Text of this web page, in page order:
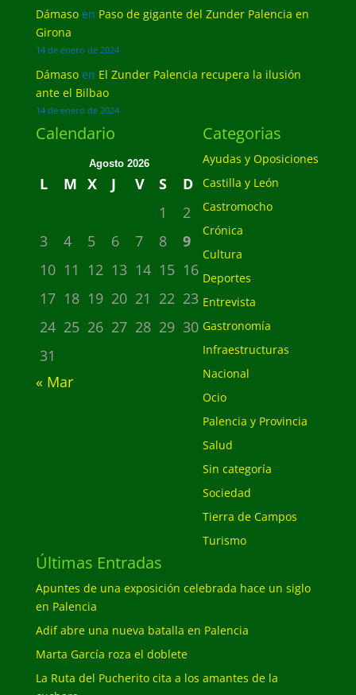
Dámasoen Paso de gigante del Zunder Palencia en
Girona
14 de enero de 2024
Dámasoen El Zunder Palencia recupera la ilusión
ante el Bilbao
14 de enero de 2024
Calendario
Agosto 2026
L M X J V S
D
1
2
3
4 5 6 7 8
9
10 11 12 13 14 15 16
17 18 19 20 21 22 23
24 25 26 27 28 29 30
31
« Mar
Categorias
Ayudas y Oposiciones
Castilla y León
Castromocho
Crónica
Cultura
Deportes
Entrevista
Gastronomía
Infraestructuras
Nacional
Ocio
Palencia y Provincia
Salud
Sin categoría
Sociedad
Tierra de Campos
Turismo
Últimas Entradas
Apuntes de una exposición celebrada hace un siglo
en Palencia
Adif abre una nueva batalla en Palencia
Marta García roza el doblete
La Ruta del Pucherito cita a los amantes de la